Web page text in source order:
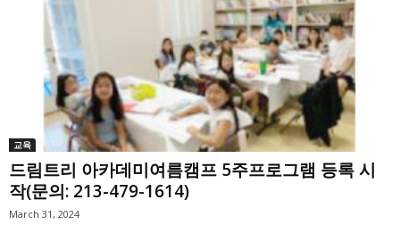
교육
드림트리 아카데미여름캠프 5주프로그램 등록 시
작(문의: 213-479-1614)
March 31, 2024